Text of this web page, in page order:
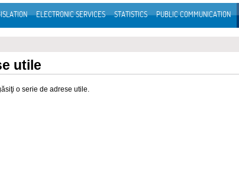
ELECTRONIC SERVICES STATISTICS PUBLIC COMMUNICATION
utile
o serie de adrese utile.